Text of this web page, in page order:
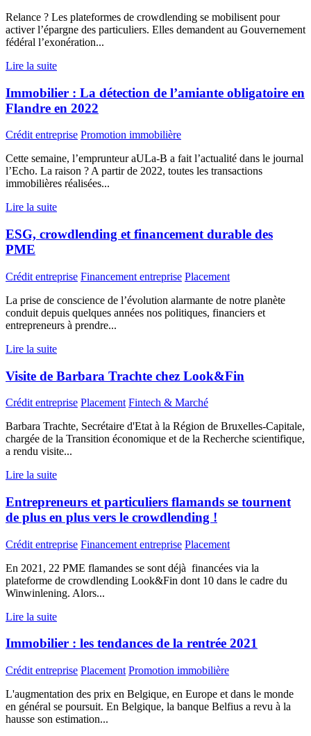
Relance ? Les plateformes de crowdlending se mobilisent pour
activer l’épargne des particuliers. Elles demandent au Gouvernement
fédéral l’exonération...
Lire la suite
Immobilier : La détection de l’amiante obligatoire en
Flandre en 2022
Crédit entreprise Promotion immobilière
Cette semaine, l’emprunteur aULa-B a fait l’actualité dans le journal
l’Echo. La raison ? A partir de 2022, toutes les transactions
immobilières réalisées...
Lire la suite
ESG, crowdlending et financement durable des
PME
Crédit entreprise Financement entreprise Placement
La prise de conscience de l’évolution alarmante de notre planète
conduit depuis quelques années nos politiques, financiers et
entrepreneurs à prendre...
Lire la suite
Visite de Barbara Trachte chez Look&Fin
Crédit entreprise Placement Fintech & Marché
Barbara Trachte, Secrétaire d'Etat à la Région de Bruxelles-Capitale,
chargée de la Transition économique et de la Recherche scientifique,
a rendu visite...
Lire la suite
Entrepreneurs et particuliers flamands se tournent
de plus en plus vers le crowdlending !
Crédit entreprise Financement entreprise Placement
En 2021, 22 PME flamandes se sont déjà financées via la
plateforme de crowdlending Look&Fin dont 10 dans le cadre du
Winwinlening. Alors...
Lire la suite
Immobilier : les tendances de la rentrée 2021
Crédit entreprise Placement Promotion immobilière
L'augmentation des prix en Belgique, en Europe et dans le monde
en général se poursuit. En Belgique, la banque Belfius a revu à la
hausse son estimation...